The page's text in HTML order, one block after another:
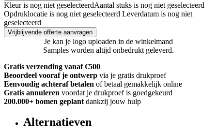
Kleur is nog niet geselecteerdAantal stuks is nog niet geselecteerd
Opdruklocatie is nog niet geselecteerd Leverdatum is nog niet
geselecteerd
Vrijblijvende offerte aanvragen
Je kan je logo uploaden in de winkelmand
Samples worden altijd onbedrukt geleverd.
Gratis verzending vanaf €500
Beoordeel vooraf je ontwerp via je gratis drukproef
Eenvoudig achteraf betalen of betaal gemakkelijk online
Gratis annuleren voordat je drukproef is goedgekeurd
200.000+ bomen geplant dankzij jouw hulp
Alternatieven